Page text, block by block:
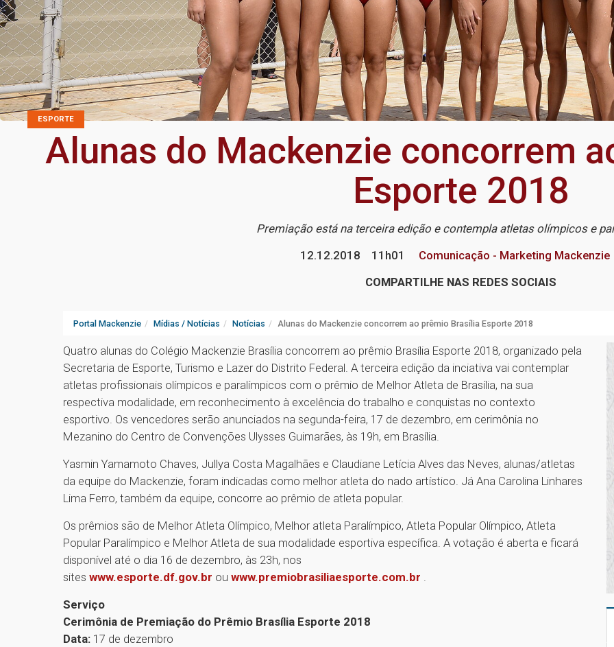
ESPORTE
Alunas do Mackenzie concorrem
Esporte 2018
Premiação está na terceira edição e contempla atletas olímpicos e
12.12.2018
11h01
Comunicação - Marketing Mackenzie
COMPARTILHE NAS REDES SOCIAIS
Portal Mackenzie Mídias / Notícias Notícias Alunas do Mackenzie concorrem ao prêmio Brasília Esporte 2018
Quatro alunas do Colégio Mackenzie Brasília concorrem ao prêmio Brasília Esporte 2018, organizado pela
Secretaria de Esporte, Turismo e Lazer do Distrito Federal. A terceira edição da inciativa vai contemplar
atletas profissionais olímpicos e paralímpicos com o prêmio de Melhor Atleta de Brasília, na sua
respectiva modalidade, em reconhecimento à excelência do trabalho e conquistas no contexto
esportivo. Os vencedores serão anunciados na segunda-feira, 17 de dezembro, em cerimônia no
Mezanino do Centro de Convenções Ulysses Guimarães, às 19h, em Brasília.
Yasmin Yamamoto Chaves, Jullya Costa Magalhães e Claudiane Letícia Alves das Neves, alunas/atletas
da equipe do Mackenzie, foram indicadas como melhor atleta do nado artístico. Já Ana Carolina Linhares
Lima Ferro, também da equipe, concorre ao prêmio de atleta popular.
Os prêmios são de Melhor Atleta Olímpico, Melhor atleta Paralímpico, Atleta Popular Olímpico, Atleta
Popular Paralímpico e Melhor Atleta de sua modalidade esportiva específica. A votação é aberta e ficará
disponível até o dia 16 de dezembro, às 23h, nos
sites www.esporte.df.gov.br ou www.premiobrasiliaesporte.com.br .
Serviço
Cerimônia de Premiação do Prêmio Brasília Esporte 2018
Data: 17 de dezembro